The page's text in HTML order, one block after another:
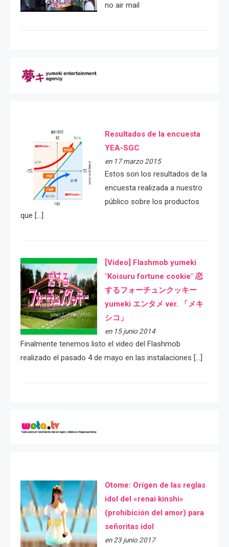
no air mail
Resultados de la encuesta
YEA-SGC
en 17 marzo 2015
Estos son los resultados de la
encuesta realizada a nuestro
público sobre los productos
que […]
[Video] Flashmob yumeki
"Koisuru fortune cookie" 恋
するフォーチュンクッキー
yumeki エンタメ ver. 「メキ
シコ」
en 15 junio 2014
Finalmente tenemos listo el video del Flashmob
realizado el pasado 4 de mayo en las instalaciones […]
Otome: Orígen de las reglas
idol del «renai kinshi»
(prohibición del amor) para
señoritas idol
en 23 junio 2017